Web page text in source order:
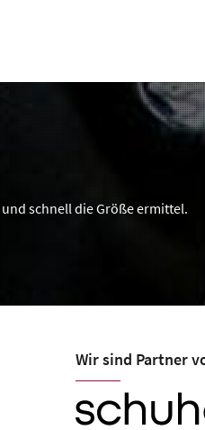
schnell die Größe ermittel.
Öffnungszeiten
Mo-Fr 09:30-13:00, 14:30-
Wir sind Partner